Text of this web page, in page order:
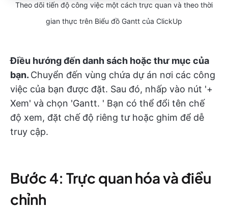
Theo dõi tiến độ công việc một cách trực quan và theo thời
gian thực trên Biểu đồ Gantt của ClickUp
Điều hướng đến danh sách hoặc thư mục của
bạn. Chuyển đến vùng chứa dự án nơi các công
việc của bạn được đặt. Sau đó, nhấp vào nút '+
Xem' và chọn 'Gantt. ' Bạn có thể đổi tên chế
độ xem, đặt chế độ riêng tư hoặc ghim để dễ
truy cập.
Bước 4: Trực quan hóa và điều
chỉnh